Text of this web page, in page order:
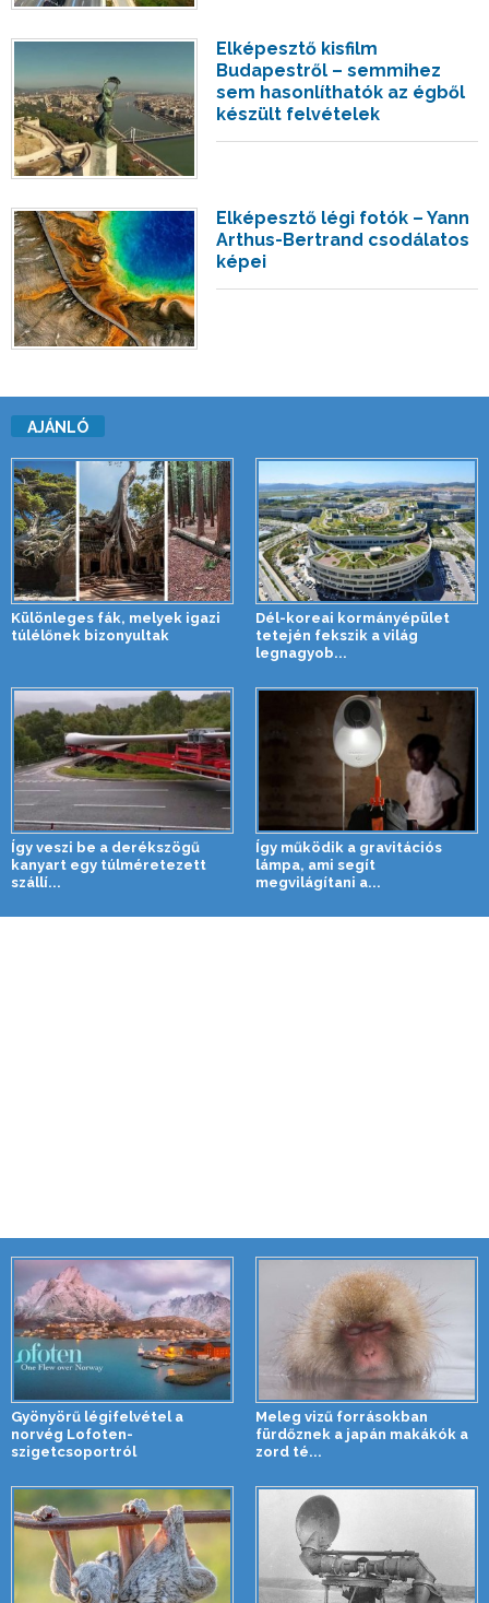
Elképesztő kisfilm
Budapestről – semmihez
sem hasonlíthatók az égből
készült felvételek
Elképesztő légi fotók – Yann
Arthus-Bertrand csodálatos
képei
AJÁNLÓ
Különleges fák, melyek igazi
túlélőnek bizonyultak
Dél-koreai kormányépület
tetején fekszik a világ
legnagyob...
Így veszi be a derékszögű
kanyart egy túlméretezett
szállí...
Így működik a gravitációs
lámpa, ami segít
megvilágítani a...
Gyönyörű légifelvétel a
norvég Lofoten-
szigetcsoportról
Meleg vizű forrásokban
fürdőznek a japán makákók a
zord té...